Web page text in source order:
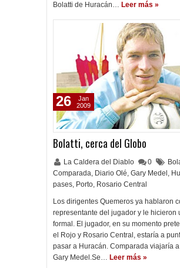
Bolatti de Huracán… Leer más »
Bolatti, cerca del Globo
La Caldera del Diablo 0
Comparada, Diario Olé, Gary Medel ,
pases, Porto, Rosario Central
Los dirigentes Quemeros ya hablaron
representante del jugador y le hicieron
formal. El jugador, en su momento
el Rojo y Rosario Central, estaría a
pasar a Huracán. Comparada viajaría
Gary Medel.Se… Leer más »
26
Jan
2009